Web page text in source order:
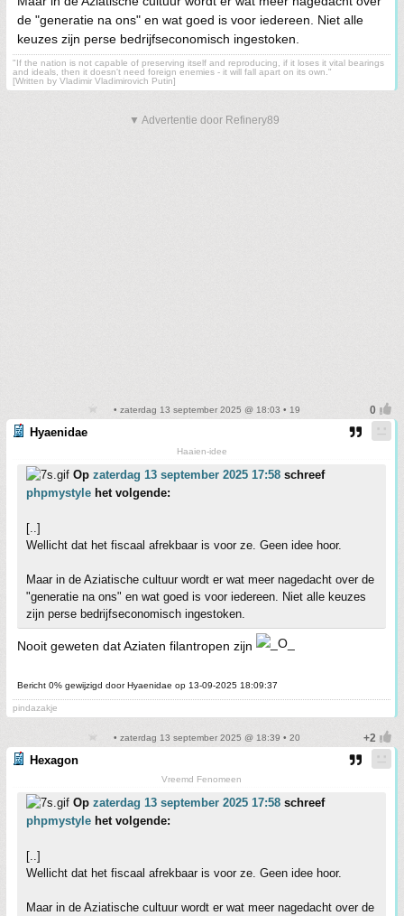
de "generatie na ons" en wat goed is voor iedereen. Niet alle
keuzes zijn perse bedrijfseconomisch ingestoken.
"If the nation is not capable of preserving itself and reproducing, if it loses it vital bearings
and ideals, then it doesn't need foreign enemies - it will fall apart on its own."
[Written by Vladimir Vladimirovich Putin]
▼ Advertentie door Refinery89
• zaterdag 13 september 2025 @ 18:03 • 19
Hyaenidae
Haaien-idee
Op zaterdag 13 september 2025 17:58 schreef
phpmystyle het volgende:
[..]
Wellicht dat het fiscaal afrekbaar is voor ze. Geen idee hoor.
Maar in de Aziatische cultuur wordt er wat meer nagedacht over de
"generatie na ons" en wat goed is voor iedereen. Niet alle keuzes
zijn perse bedrijfseconomisch ingestoken.
Nooit geweten dat Aziaten filantropen zijn
Bericht 0% gewijzigd door Hyaenidae op 13-09-2025 18:09:37
pindazakje
• zaterdag 13 september 2025 @ 18:39 • 20
Hexagon
Vreemd Fenomeen
Op zaterdag 13 september 2025 17:58 schreef
phpmystyle het volgende:
[..]
Wellicht dat het fiscaal afrekbaar is voor ze. Geen idee hoor.
Maar in de Aziatische cultuur wordt er wat meer nagedacht over de